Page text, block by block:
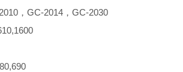
，GC-2014，GC-2030